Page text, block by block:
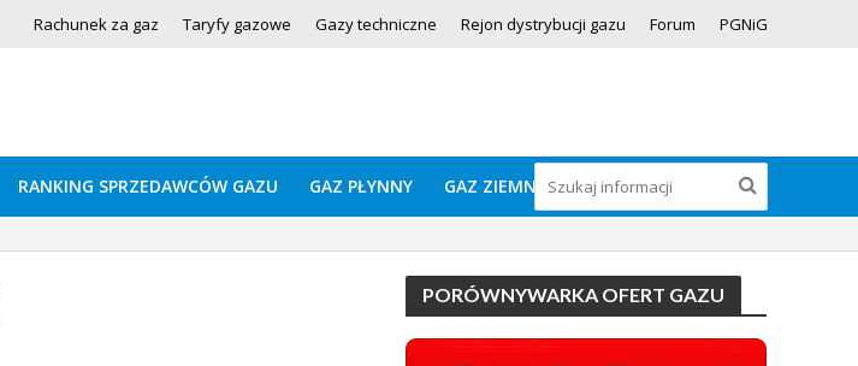
Rachunek za gaz Taryfy gazowe Gazy techniczne Rejon dystrybucji gazu Forum PGNiG
RANKING SPRZEDAWCÓW GAZU GAZ PŁYNNY GAZ ZIEMNY
PORÓWNYWARKA OFERT GAZU